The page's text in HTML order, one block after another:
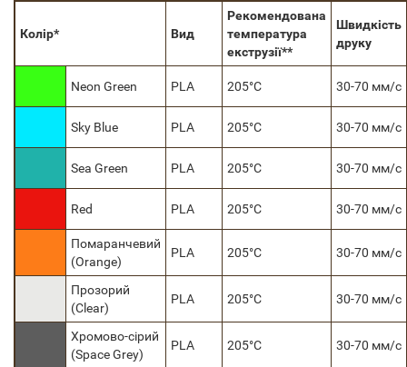
Колір* Вид
Рекомендована
температура
екструзії**
Швидкість
друку
Neon Green PLA 205°C 30-70 мм/с
Sky Blue PLA 205°C 30-70 мм/с
Sea Green PLA 205°C 30-70 мм/с
Red PLA 205°C 30-70 мм/с
Помаранчевий
(Orange)
PLA 205°C 30-70 мм/с
Прозорий
(Сlear)
PLA 205°C 30-70 мм/с
Хромово-сірий
(Space Grey)
PLA 205°C 30-70 мм/с